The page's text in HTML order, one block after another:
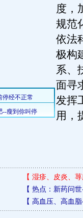
度，
规范
依法
极构
系、
面寻
发挥
用，
【 湿疹、皮炎、
【 热点：新药问
【 高血压、高血